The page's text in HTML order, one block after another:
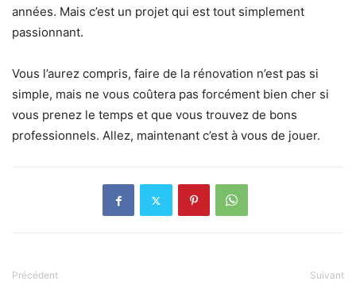
années. Mais c’est un projet qui est tout simplement
passionnant.
Vous l’aurez compris, faire de la rénovation n’est pas si
simple, mais ne vous coûtera pas forcément bien cher si
vous prenez le temps et que vous trouvez de bons
professionnels. Allez, maintenant c’est à vous de jouer.
Précédent Suivant